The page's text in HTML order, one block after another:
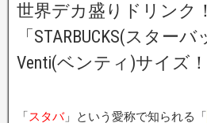
世界デカ盛りドリンク！
「STARBUCKS(スター
Venti(ベンティ)サイズ！
「スタバ」という愛称で知られる「